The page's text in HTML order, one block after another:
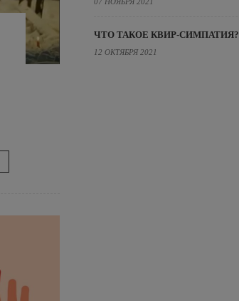
ЧТО ТАКОЕ КВИР-СИМПАТИЯ?
12 ОКТЯБРЯ 2021